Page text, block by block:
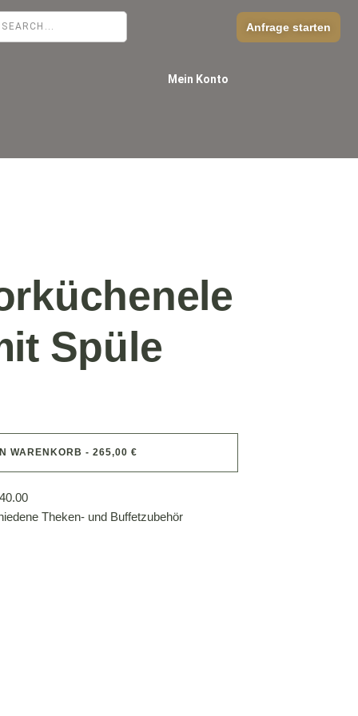
Mein Konto
Anfrage starten
Spüle
WARENKORB - 265,00 €
Theken- und Buffetzubehör